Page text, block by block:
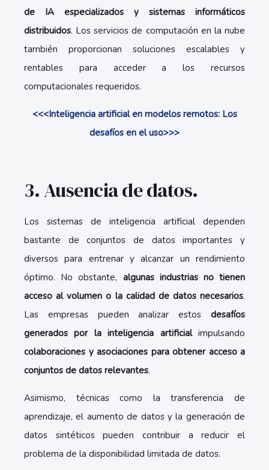
de IA especializados y sistemas informáticos
distribuidos. Los servicios de computación en la nube
también proporcionan soluciones escalables y
rentables para acceder a los recursos
computacionales requeridos.
<<<Inteligencia artificial en modelos remotos: Los
desafíos en el uso>>>
3. Ausencia de datos.
Los sistemas de inteligencia artificial dependen
bastante de conjuntos de datos importantes y
diversos para entrenar y alcanzar un rendimiento
óptimo. No obstante, algunas industrias no tienen
acceso al volumen o la calidad de datos necesarios.
Las empresas pueden analizar estos desafíos
generados por la inteligencia artificial impulsando
colaboraciones y asociaciones para obtener acceso a
conjuntos de datos relevantes.
Asimismo, técnicas como la transferencia de
aprendizaje, el aumento de datos y la generación de
datos sintéticos pueden contribuir a reducir el
problema de la disponibilidad limitada de datos.